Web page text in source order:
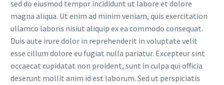
sed do eiusmod tempor incididunt ut labore et dolore
magna aliqua. Ut enim ad minim veniam, quis exercitation
ullamco laboris nisiut aliquip ex ea commodo consequat.
Duis aute irure dolor in reprehenderit in voluptate velit
esse cillum dolore eu fugiat nulla pariatur. Excepteur sint
occaecat cupidatat non proident, sunt in culpa qui officia
deserunt mollit anim id est laborum. Sed ut perspiciatis